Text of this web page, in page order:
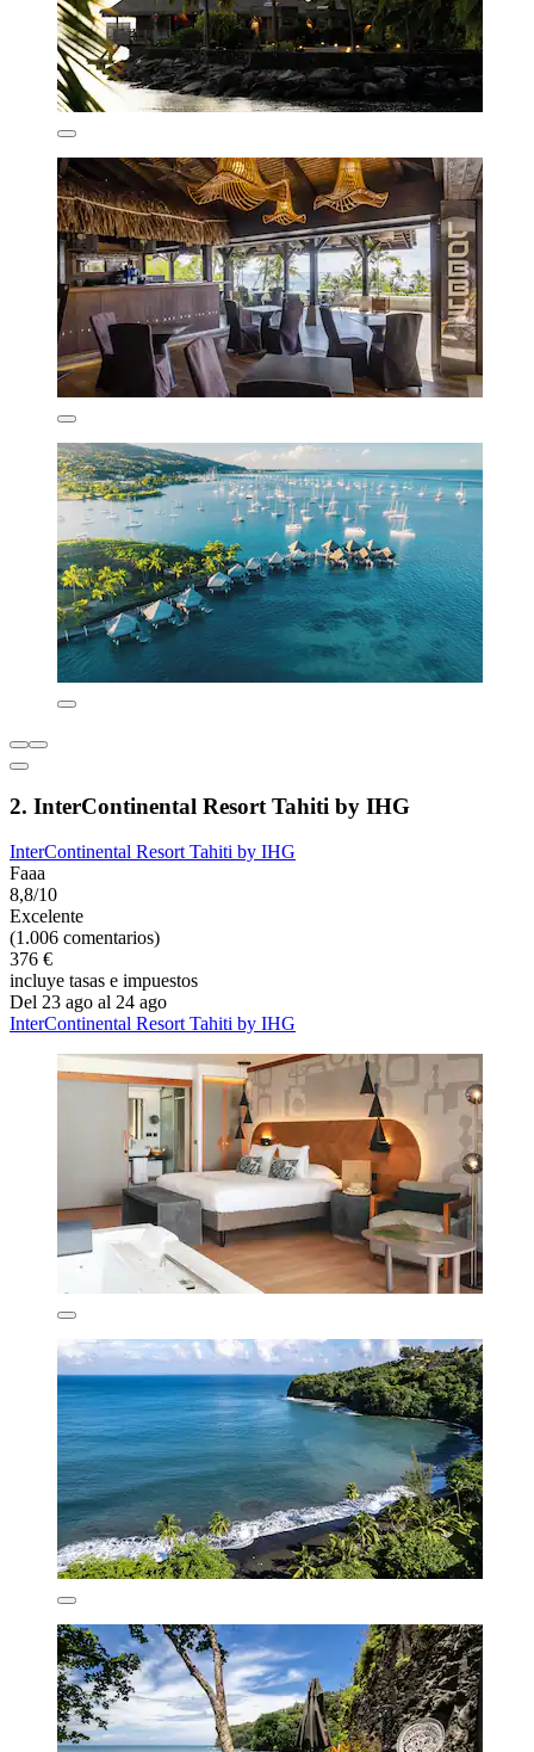
2. InterContinental Resort Tahiti by IHG
InterContinental Resort Tahiti by IHG
Faaa
8,8/10
Excelente
(1.006 comentarios)
376 €
incluye tasas e impuestos
Del 23 ago al 24 ago
InterContinental Resort Tahiti by IHG